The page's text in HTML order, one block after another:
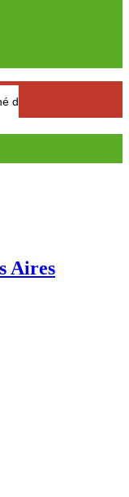
légumes : Les
Aires